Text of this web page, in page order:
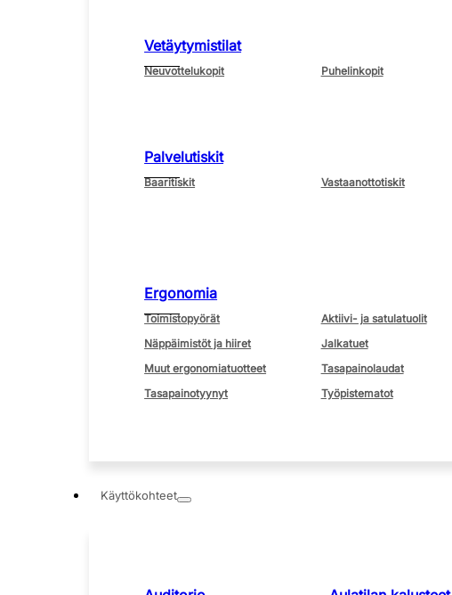
Vetäytymistilat
Neuvottelukopit Puhelinkopit
Palvelutiskit
Baaritiskit Vastaanottotiskit
Ergonomia
Toimistopyörät Aktiivi- ja satulatuolit
Näppäimistöt ja hiiret
Jalkatuet
Muut ergonomiatuotteet
Tasapainolaudat
Tasapainotyynyt
Työpistematot
Käyttökohteet